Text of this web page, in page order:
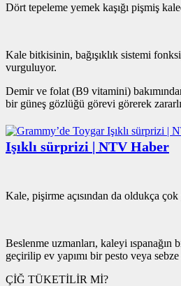
Dört tepeleme yemek kaşığı pişmiş
Kale bitkisinin, bağışıklık sistemi
vurguluyor.
Demir ve folat (B9 vitamini)
bir güneş gözlüğü görevi görerek zararlı
Işıklı sürprizi | NTV Haber
Kale, pişirme açısından da oldukça
Beslenme uzmanları, kaleyi
geçirilip ev yapımı bir pesto veya
ÇİĞ TÜKETİLİR Mİ?